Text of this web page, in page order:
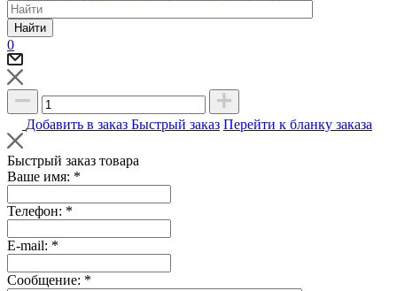
Найти
0
Добавить в заказ Быстрый заказ Перейти к бланку заказа
Быстрый заказ товара
Ваше имя: *
Телефон: *
E-mail: *
Сообщение: *